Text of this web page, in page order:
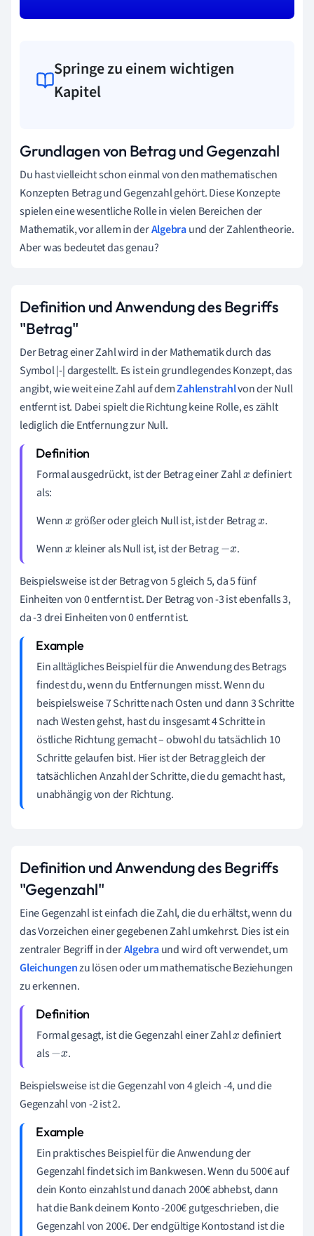
Springe zu einem wichtigen
Kapitel
Grundlagen von Betrag und Gegenzahl
Du hast vielleicht schon einmal von den mathematischen
Konzepten Betrag und Gegenzahl gehört. Diese Konzepte
spielen eine wesentliche Rolle in vielen Bereichen der
Mathematik, vor allem in derAlgebraund der Zahlentheorie.
Aber was bedeutet das genau?
Definition und Anwendung des Begriffs
"Betrag"
Der Betrag einer Zahl wird in der Mathematik durch das
Symbol |-| dargestellt. Es ist ein grundlegendes Konzept, das
angibt, wie weit eine Zahl auf demZahlenstrahlvon der Null
entfernt ist. Dabei spielt die Richtung keine Rolle, es zählt
lediglich die Entfernung zur Null.
Formal ausgedrückt, ist der Betrag einer Zahlx definiert
als:
Wennx größer oder gleich Null ist, ist der Betragx.
Wennx kleiner als Null ist, ist der Betrag−x .
Beispielsweise ist der Betrag von 5 gleich 5, da 5 fünf
Einheiten von 0 entfernt ist. Der Betrag von -3 ist ebenfalls 3,
da -3 drei Einheiten von 0 entfernt ist.
Ein alltägliches Beispiel für die Anwendung des Betrags
findest du, wenn du Entfernungen misst. Wenn du
beispielsweise 7 Schritte nach Osten und dann 3 Schritte
nach Westen gehst, hast du insgesamt 4 Schritte in
östliche Richtung gemacht – obwohl du tatsächlich 10
Schritte gelaufen bist. Hier ist der Betrag gleich der
tatsächlichen Anzahl der Schritte, die du gemacht hast,
unabhängig von der Richtung.
Definition und Anwendung des Begriffs
"Gegenzahl"
Eine Gegenzahl ist einfach die Zahl, die du erhältst, wenn du
das Vorzeichen einer gegebenen Zahl umkehrst. Dies ist ein
zentraler Begriff in derAlgebraund wird oft verwendet, um
Gleichungenzu lösen oder um mathematische Beziehungen
zu erkennen.
Formal gesagt, ist die Gegenzahl einer Zahlx definiert
als−x .
Beispielsweise ist die Gegenzahl von 4 gleich -4, und die
Gegenzahl von -2 ist 2.
Ein praktisches Beispiel für die Anwendung der
Gegenzahl findet sich im Bankwesen. Wenn du 500€ auf
dein Konto einzahlst und danach 200€ abhebst, dann
hat die Bank deinem Konto -200€ gutgeschrieben, die
Gegenzahl von 200€. Der endgültige Kontostand ist die